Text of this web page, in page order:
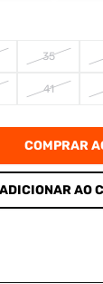
35
41
COMPRAR
ADICIONAR AO